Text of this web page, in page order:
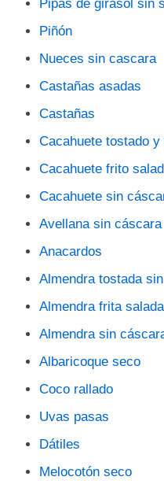
Pipas de girasol sin
Piñón
Nueces sin cascara
Castañas asadas
Castañas
Cacahuete tostado
Cacahuete frito
Cacahuete sin
Avellana sin cáscara
Anacardos
Almendra tostada
Almendra frita
Almendra sin
Albaricoque seco
Coco rallado
Uvas pasas
Dátiles
Melocotón seco